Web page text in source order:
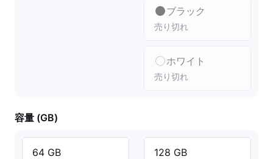
ブラック
売り切れ
ホワイト
売り切れ
容量 (GB)
64 GB 128 GB